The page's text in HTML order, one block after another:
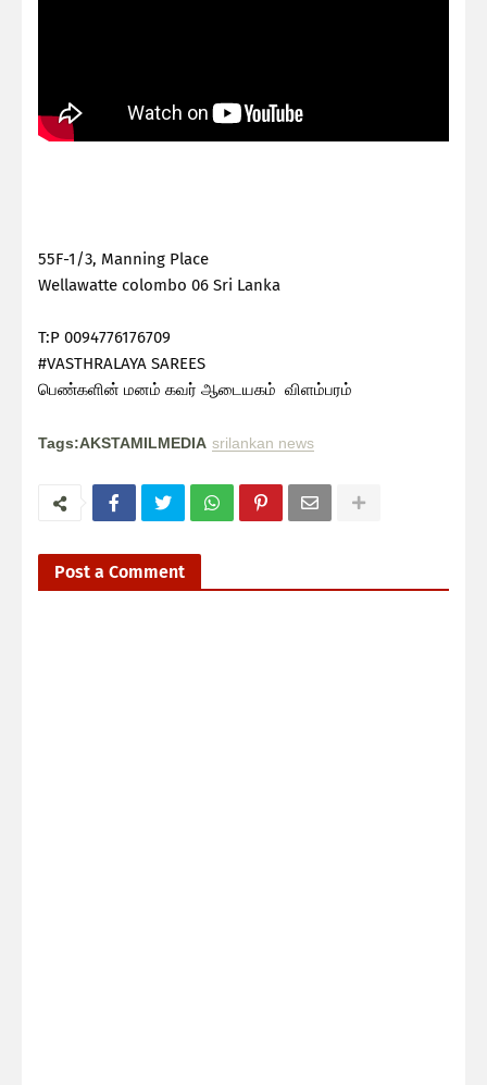
55F-1/3, Manning Place
Wellawatte colombo 06 Sri Lanka
T:P 0094776176709
#VASTHRALAYA SAREES
பெண்களின் மனம் கவர் ஆடையகம் விளம்பரம்
Tags:AKSTAMILMEDIA srilankan news
Post a Comment